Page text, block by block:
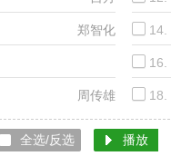
郑智化 14.
伍佰 And China Blue
16.
周传雄 18.
全选/反选 播放